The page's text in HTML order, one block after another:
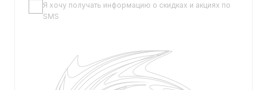
Я хочу получать информацию о скидках и акциях по
SMS